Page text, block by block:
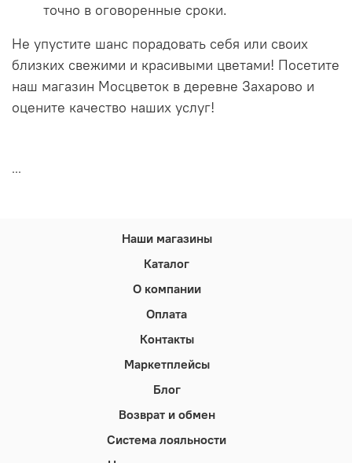
точно в оговоренные сроки.
Не упустите шанс порадовать себя или своих
близких свежими и красивыми цветами! Посетите
наш магазин Мосцветок в деревне Захарово и
оцените качество наших услуг!
...
Наши магазины
Каталог
О компании
Оплата
Контакты
Маркетплейсы
Блог
Возврат и обмен
Система лояльности